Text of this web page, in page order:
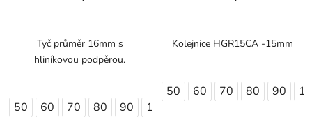
je
z
5
Tyč průměr 16mm s
hliníkovou podpěrou.
50 60 70 80 90 100
Kolejnice HGR15CA -15mm
50 60 70 80 90